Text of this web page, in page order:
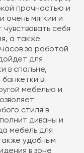
прочностью и
очень мягкий и
себя
а также
за работой
для
в спальне,
в
мебелью и
стиля в
диваны и
мебель для
удобным
в зоне